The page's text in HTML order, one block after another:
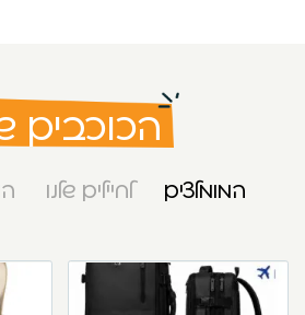
הכוכבים
המומלצים לחיילים שלנו